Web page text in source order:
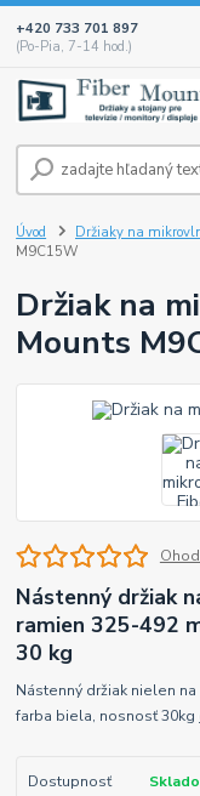
+420 733 701 897
(Po-Pia, 7-14 hod.)
Úvod Držiaky na
M9C15W
Držiak na
Mounts
Nástenný držiak
ramien 325-492
30 kg
Nástenný držiak nielen
farba biela, nosnosť 30kg
Dostupnosť